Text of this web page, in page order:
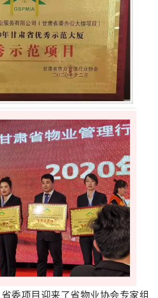
委项目迎来了省物业协会专家组